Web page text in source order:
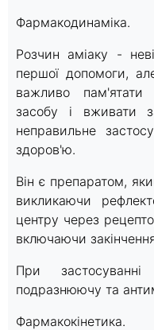
Фармакодинаміка.
Розчин аміаку -
першої допомоги,
важливо пам'ятати
засобу і вживати
неправильне
здоров'ю.
Він є препаратом,
викликаючи
центру через
включаючи
При
подразнюючу та
Фармакокінетика.